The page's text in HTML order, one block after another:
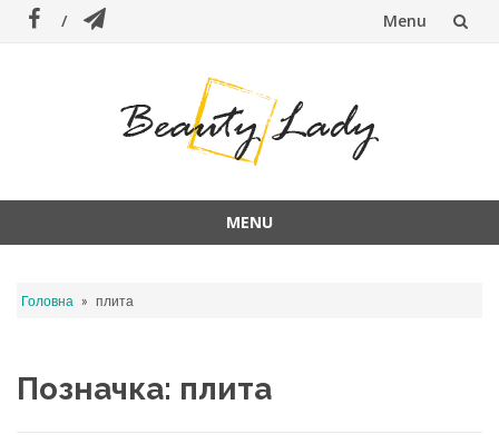
Menu
MENU
content
Головна » плита
Позначка: плита